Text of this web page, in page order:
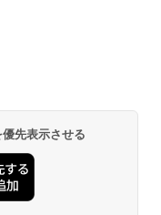
先表示させる